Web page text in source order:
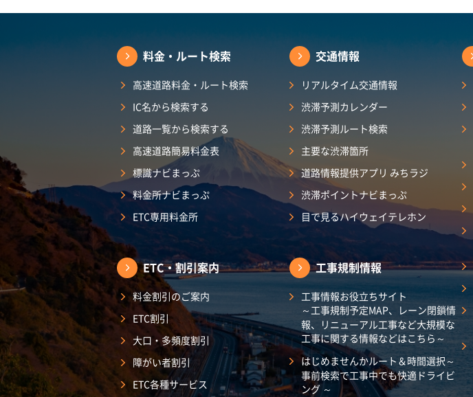
料金・ルート検索
高速道路料金・ルート検索
IC名から検索する
道路一覧から検索する
高速道路簡易料金表
標識ナビまっぷ
料金所ナビまっぷ
ETC専用料金所
ETC・割引案内
料金割引のご案内
ETC割引
大口・多頻度割引
障がい者割引
ETC各種サービス
交通情報
リアルタイム交通情報
渋滞予測カレンダー
渋滞予測ルート検索
主要な渋滞箇所
道路情報提供アプリ みちラジ
渋滞ポイントナビまっぷ
目で見るハイウェイテレホン
工事規制情報
工事情報お役立ちサイト
～工事規制予定MAP、レーン閉鎖情
報、リニューアル工事など大規模な
工事に関する情報などはこちら～
はじめませんかルート＆時間選択～
事前検索で工事中でも快適ドライビ
ング ～